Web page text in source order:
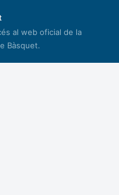
al web oficial de la
Bàsquet.